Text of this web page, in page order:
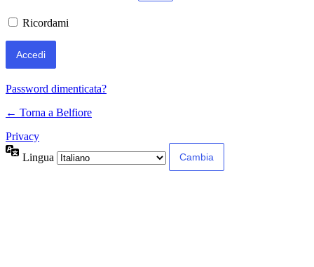
Ricordami
Password dimenticata?
← Torna a Belfiore
Privacy
Lingua